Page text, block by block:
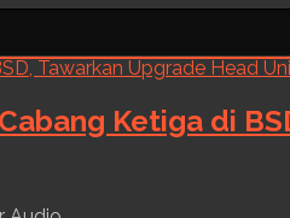
Ketiga di